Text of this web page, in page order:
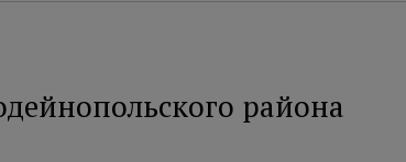
района